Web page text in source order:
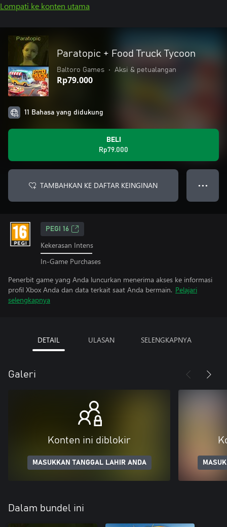
Lompati ke konten utama
Paratopic + Food Truck Tycoon
Baltoro Games • Aksi & petualangan
Rp79.000
11 Bahasa yang didukung
BELI
Rp79.000
TAMBAHKAN KE DAFTAR KEINGINAN ● ● ●
PEGI 16
Kekerasan Intens
In-Game Purchases
Penerbit game yang Anda luncurkan menerima akses ke informasi
profil Xbox Anda dan data terkait saat Anda bermain. Pelajari
selengkapnya
DETAIL ULASAN SELENGKAPNYA
Galeri
Konten ini diblokir
MASUKKAN TANGGAL LAHIR ANDA
Dalam bundel ini